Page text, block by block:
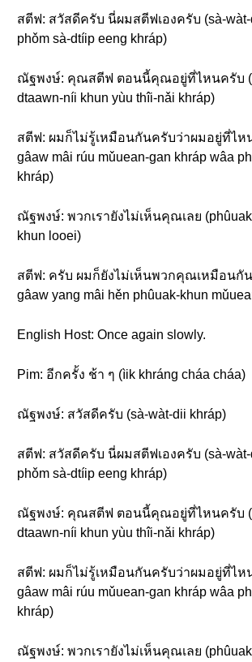
สตีฟ: สวัสดีครับ นี่ผมสตีฟเองครับ (sà-wàt-
phǒm sà-dtíip eeng khráp)
ณัฐพงษ์: คุณสตีฟ ตอนนี้คุณอยู่ที่ไหนครับ
dtaawn-níi khun yùu thîi-nǎi khráp)
สตีฟ: ผมก็ไม่รู้เหมือนกันครับว่าผมอยู่ที่ไห
gâaw mâi rúu mǔuean-gan khráp wâa
khráp)
ณัฐพงษ์: พวกเรายังไม่เห็นคุณเลย
khun looei)
สตีฟ: ครับ ผมก็ยังไม่เห็นพวกคุณเหมือนกัน
gâaw yang mâi hěn phûuak-khun
English Host: Once again slowly.
Pim: อีกครั้ง ช้า ๆ (ìik khráng cháa cháa)
ณัฐพงษ์: สวัสดีครับ (sà-wàt-dii khráp)
สตีฟ: สวัสดีครับ นี่ผมสตีฟเองครับ (sà-wàt-
phǒm sà-dtíip eeng khráp)
ณัฐพงษ์: คุณสตีฟ ตอนนี้คุณอยู่ที่ไหนครับ
dtaawn-níi khun yùu thîi-nǎi khráp)
สตีฟ: ผมก็ไม่รู้เหมือนกันครับว่าผมอยู่ที่ไห
gâaw mâi rúu mǔuean-gan khráp wâa
khráp)
ณัฐพงษ์: พวกเรายังไม่เห็นคุณเลย